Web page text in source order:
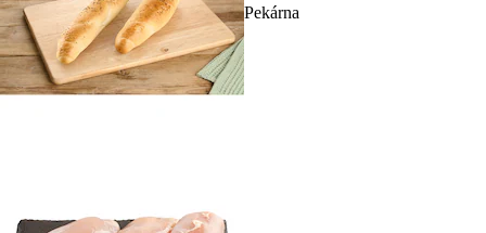
Pekárna